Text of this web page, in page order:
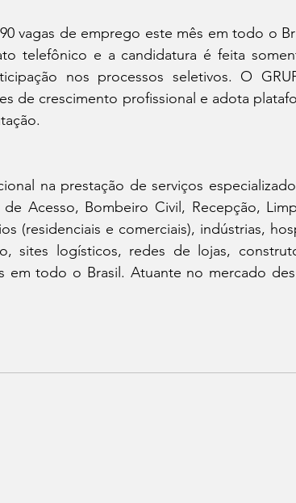
vagas de emprego este mês em todo o
telefônico e a candidatura é feita
nos processos seletivos. O
de crescimento profissional e adota
na prestação de serviços
Acesso, Bombeiro Civil, Recepção,
(residenciais e comerciais), indústrias,
sites logísticos, redes de lojas,
em todo o Brasil. Atuante no mercado